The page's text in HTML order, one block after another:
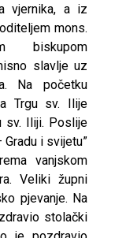
vjernika, a iz
mons.
biskupom
slavlje uz
Na početku
Trgu sv. Ilije
sv. Iliji. Poslije
i svijetu”
vanjskom
Veliki župni
pjevanje. Na
stolački